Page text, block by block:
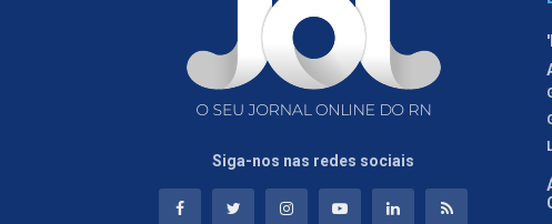
Siga-nos nas redes sociais